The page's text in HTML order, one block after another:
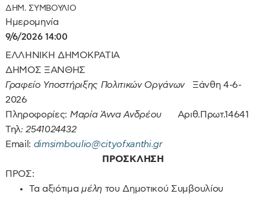
ΔΗΜ. ΣΥΜΒΟΥΛΙΟ
Ημερομηνία
9/6/2026 14:00
ΕΛΛΗΝΙΚΗ ΔΗΜΟΚΡΑΤΙΑ
ΔΗΜΟΣ ΞΑΝΘΗΣ
Γραφείο Υποστήριξης Πολιτικών ΟργάνωνΞάνθη 4-6-
2026
Πληροφορίες: Μαρία Άννα Ανδρέου Αριθ.Πρωτ.14641
Τηλ: 2541024432
Email: dimsimboulio@cityofxanthi.gr
ΠΡΟΣΚΛΗΣΗ
ΠΡΟΣ:
Τα αξιότιμαμέλητου Δημοτικού Συμβουλίου